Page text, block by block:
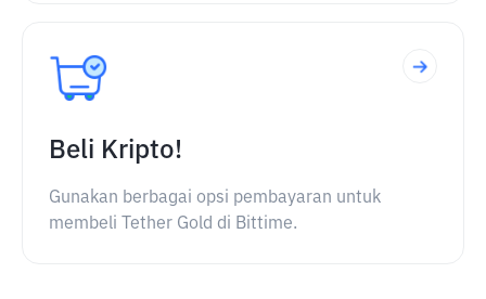
Beli Kripto!
Gunakan berbagai opsi pembayaran untuk
membeli Tether Gold di Bittime.